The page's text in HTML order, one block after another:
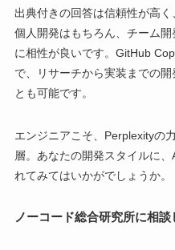
出典付きの回答は信頼性が高く
個人開発はもちろん、チーム
に相性が良いです。GitHub
で、リサーチから実装までの
とも可能です。
エンジニアこそ、Perplexityの
層。あなたの開発スタイルに
れてみてはいかがでしょうか。
ノーコード総合研究所に相談